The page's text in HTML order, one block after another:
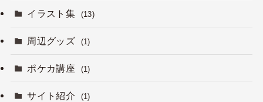
イラスト集 (13)
周辺グッズ (1)
ポケカ講座 (1)
サイト紹介 (1)